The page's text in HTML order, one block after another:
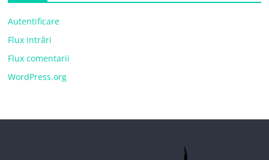
Autentificare
Flux intrări
Flux comentarii
WordPress.org